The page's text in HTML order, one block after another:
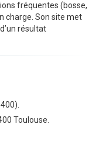
fréquentes (bosse,
charge. Son site met
résultat
Toulouse.